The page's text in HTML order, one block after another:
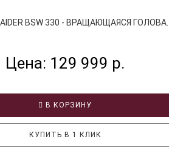
BSW 330 - ВРАЩАЮЩАЯСЯ ГОЛОВА...
Цена: 129 999 р.
В КОРЗИНУ
КУПИТЬ В 1 КЛИК